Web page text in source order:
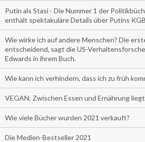
Putin als Stasi - Die Nummer 1 der
enthält spektakuläre Details über Putins
Wie wirke ich auf andere Menschen? Die
entscheidend, sagt die US-
Edwards in ihrem Buch.
Wie kann ich verhindern, dass ich zu früh
VEGAN: Zwischen Essen und Ernährung
Wie viele Bücher wurden 2021 verkauft?
Die Medien-Bestseller 2021